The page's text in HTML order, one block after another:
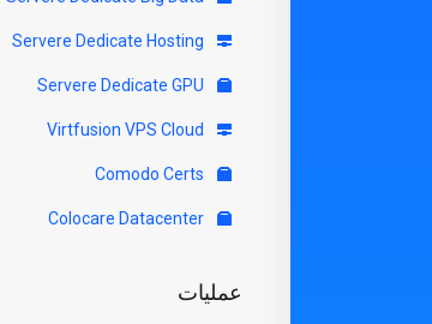
عملیات